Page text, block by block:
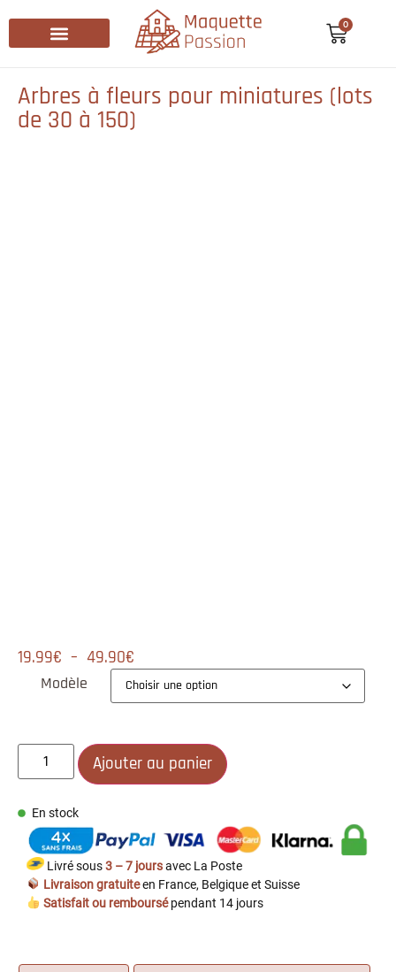
0
Arbres à fleurs pour miniatures (lots
de 30 à 150)
19.99€ – 49.90€
Modèle
Ajouter au panier
En stock
Livré sous3 – 7 joursavec La Poste
Livraison gratuiteen France, Belgique et Suisse
Satisfait ou remboursépendant 14 jours